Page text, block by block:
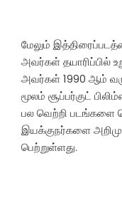
மேலும்
அவர்கள் தயாரிப்பில்
அவர்கள் 1990 ஆம்
மூலம் சூப்பர்குட்
பல வெற்றி படங்களை
இயக்குநர்களை
பெற்றுள்ளது.